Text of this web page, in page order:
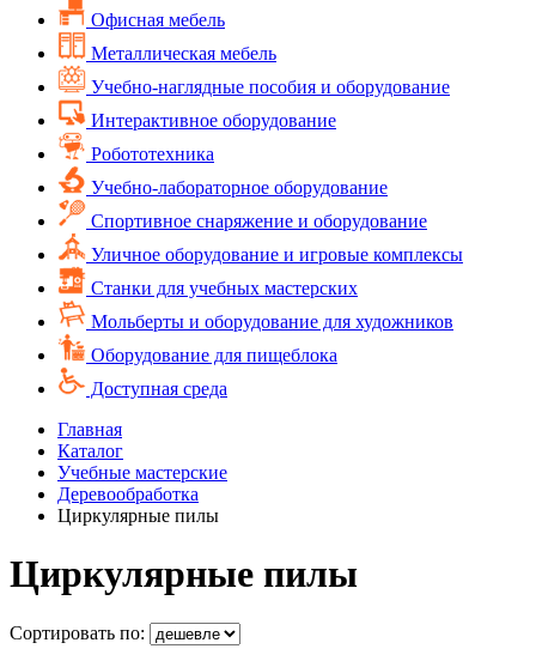
Офисная мебель
Металлическая мебель
Учебно-наглядные пособия и оборудование
Интерактивное оборудование
Робототехника
Учебно-лабораторное оборудование
Спортивное снаряжение и оборудование
Уличное оборудование и игровые комплексы
Cтанки для учебных мастерских
Мольберты и оборудование для художников
Оборудование для пищеблока
Доступная среда
Главная
Каталог
Учебные мастерские
Деревообработка
Циркулярные пилы
Циркулярные пилы
Сортировать по: